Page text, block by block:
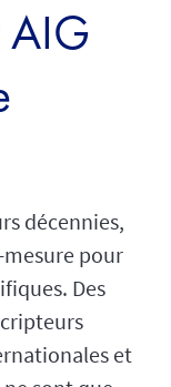
AIG
décennies,
mesure pour
Des
et